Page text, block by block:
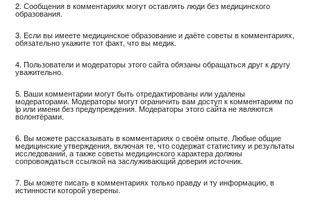
2. Сообщения в комментариях могут оставлять люди без медицинского
образования.
3. Если вы имеете медицинское образование и даёте советы в комментариях,
обязательно укажите тот факт, что вы медик.
4. Пользователи и модераторы этого сайта обязаны обращаться друг к другу
уважительно.
5. Ваши комментарии могут быть отредактированы или удалены
модераторами. Модераторы могут ограничить вам доступ к комментариям по
ip или имени без предупреждения. Модераторы этого сайта не являются
волонтёрами.
6. Вы можете рассказывать в комментариях о своём опыте. Любые общие
медицинские утверждения, включая те, что содержат статистику и результаты
исследований, а также советы медицинского характера должны
сопровождаться ссылкой на заслуживающий доверия источник.
7. Вы можете писать в комментариях только правду и ту информацию, в
истинности которой уверены.